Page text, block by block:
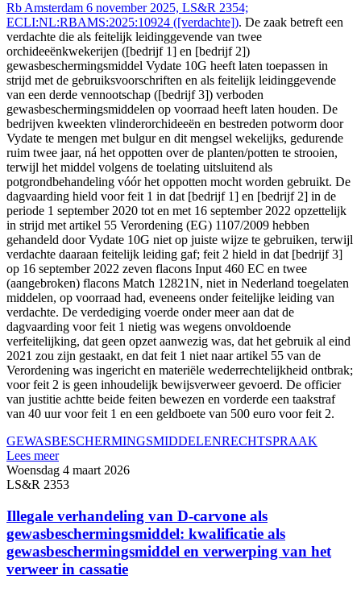
Rb Amsterdam 6 november 2025, LS&R 2354;
ECLI:NL:RBAMS:2025:10924 ([verdachte]). De zaak betreft een
verdachte die als feitelijk leidinggevende van twee
orchideeënkwekerijen ([bedrijf 1] en [bedrijf 2])
gewasbeschermingsmiddel Vydate 10G heeft laten toepassen in
strijd met de gebruiksvoorschriften en als feitelijk leidinggevende
van een derde vennootschap ([bedrijf 3]) verboden
gewasbeschermingsmiddelen op voorraad heeft laten houden. De
bedrijven kweekten vlinderorchideeën en bestreden potworm door
Vydate te mengen met bulgur en dit mengsel wekelijks, gedurende
ruim twee jaar, ná het oppotten over de planten/potten te strooien,
terwijl het middel volgens de toelating uitsluitend als
potgrondbehandeling vóór het oppotten mocht worden gebruikt. De
dagvaarding hield voor feit 1 in dat [bedrijf 1] en [bedrijf 2] in de
periode 1 september 2020 tot en met 16 september 2022 opzettelijk
in strijd met artikel 55 Verordening (EG) 1107/2009 hebben
gehandeld door Vydate 10G niet op juiste wijze te gebruiken, terwijl
verdachte daaraan feitelijk leiding gaf; feit 2 hield in dat [bedrijf 3]
op 16 september 2022 zeven flacons Input 460 EC en twee
(aangebroken) flacons Match 12821N, niet in Nederland toegelaten
middelen, op voorraad had, eveneens onder feitelijke leiding van
verdachte. De verdediging voerde onder meer aan dat de
dagvaarding voor feit 1 nietig was wegens onvoldoende
verfeitelijking, dat geen opzet aanwezig was, dat het gebruik al eind
2021 zou zijn gestaakt, en dat feit 1 niet naar artikel 55 van de
Verordening was ingericht en materiële wederrechtelijkheid ontbrak;
voor feit 2 is geen inhoudelijk bewijsverweer gevoerd. De officier
van justitie achtte beide feiten bewezen en vorderde een taakstraf
van 40 uur voor feit 1 en een geldboete van 500 euro voor feit 2.
GEWASBESCHERMINGSMIDDELENRECHTSPRAAK
Lees meer
Woensdag 4 maart 2026
LS&R 2353
Illegale verhandeling van D‑carvone als
gewasbeschermingsmiddel: kwalificatie als
gewasbeschermingsmiddel en verwerping van het
verweer in cassatie